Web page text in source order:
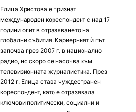
Елица Христова е признат
международен кореспондент с над 17
години опит в отразяването на
глобални събития. Кариерният ѝ път
започва през 2007 г. в национално
радио, но скоро се насочва към
телевизионната журналистика. През
2012 г. Елица става чуждестранен
кореспондент, като е отразявала
ключови политически, социални и